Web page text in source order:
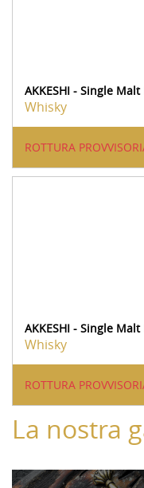
AKKESHI - Single
Whisky
ROTTURA
AKKESHI - Single
Whisky
ROTTURA
La nostra